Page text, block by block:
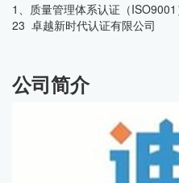
1、质量管理体系认证（
23 卓越新时代认证有限公司
公司简介